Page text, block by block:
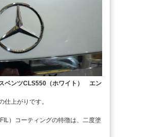
ベンツCLS550（ホワイト） エン
仕上がりです。
）コーティングの特徴は、二度塗